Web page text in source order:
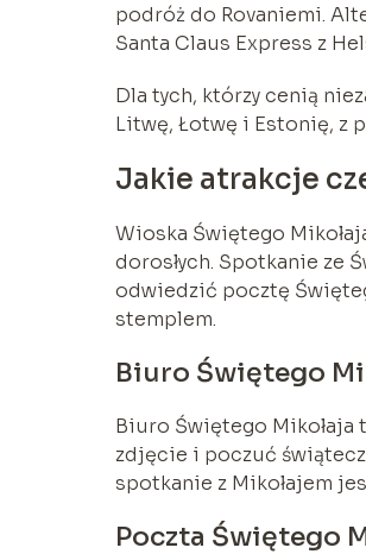
podróż do Rovaniemi.
Santa Claus Express z
Dla tych, którzy cenią
Litwę, Łotwę i Estonię, z
Jakie atrakcje
Wioska Świętego
dorosłych. Spotkanie ze
odwiedzić pocztę
stemplem.
Biuro Świętego
Biuro Świętego Mikołaja
zdjęcie i poczuć
spotkanie z Mikołajem
Poczta Świętego